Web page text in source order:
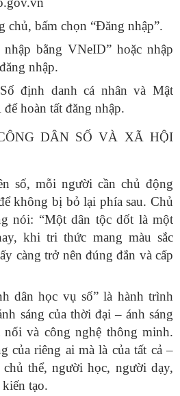
chủ, bấm chọn “Đăng nhập”.
bằng VNeID” hoặc nhập
nhập.
định danh cá nhân và Mật
hoàn tất đăng nhập.
DÂN SỐ VÀ XÃ HỘI
số, mỗi người cần chủ động
không bị bỏ lại phía sau. Chủ
nói: “Một dân tộc dốt là một
khi tri thức mang màu sắc
càng trở nên đúng đắn và cấp
dân học vụ số” là hành trình
sáng của thời đại – ánh sáng
và công nghệ thông minh.
của riêng ai mà là của tất cả –
thể, người học, người dạy,
tạo.